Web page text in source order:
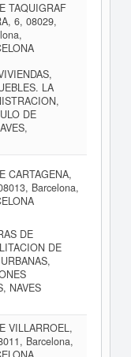
TAQUIGRAF
6, 08029,
LA
DE
CARTAGENA,
Barcelona,
DE
DE
NAVES
VILLARROEL,
Barcelona,